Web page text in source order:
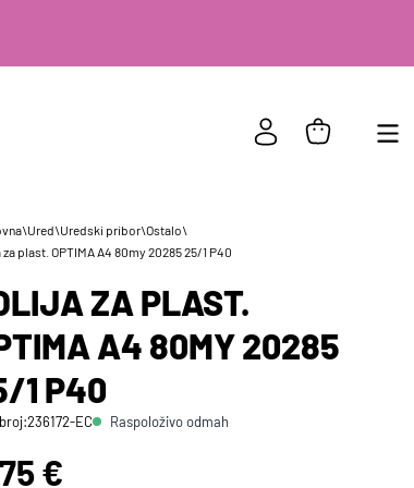
POSTOJEĆIH KORISNIKA
na ovom uređaju
Prijavite se
\Ured\Uredski pribor\Ostalo\
plast. OPTIMA A4 80my 20285 25/1 P40
ZA PLAST.
A4 80MY 20285
1 P40
236172-EC Raspoloživo odmah
€